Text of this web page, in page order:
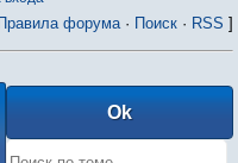
Правила форума· Поиск · RSS ]